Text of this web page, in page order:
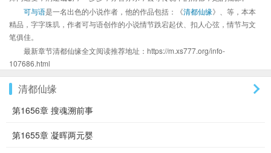
可与语是一名出色的小说作者，他的作品包括：《清都仙缘》、等，本本
精品，字字珠玑，作者可与语创作的小说情节跌宕起伏、扣人心弦，情节与文
笔俱佳。
最新章节清都仙缘全文阅读推荐地址：https://m.xs777.org/info-
107686.html
清都仙缘
第1656章 搜魂溯前事
第1655章 凝晖两元婴